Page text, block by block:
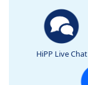
HiPP Live Chat